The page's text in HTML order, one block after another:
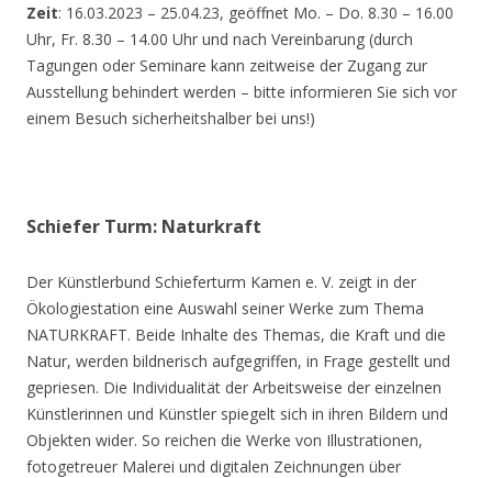
Zeit: 16.03.2023 – 25.04.23, geöffnet Mo. – Do. 8.30 – 16.00
Uhr, Fr. 8.30 – 14.00 Uhr und nach Vereinbarung (durch
Tagungen oder Seminare kann zeitweise der Zugang zur
Ausstellung behindert werden – bitte informieren Sie sich vor
einem Besuch sicherheitshalber bei uns!)
Schiefer Turm: Naturkraft
Der Künstlerbund Schieferturm Kamen e. V. zeigt in der
Ökologiestation eine Auswahl seiner Werke zum Thema
NATURKRAFT. Beide Inhalte des Themas, die Kraft und die
Natur, werden bildnerisch aufgegriffen, in Frage gestellt und
gepriesen. Die Individualität der Arbeitsweise der einzelnen
Künstlerinnen und Künstler spiegelt sich in ihren Bildern und
Objekten wider. So reichen die Werke von Illustrationen,
fotogetreuer Malerei und digitalen Zeichnungen über